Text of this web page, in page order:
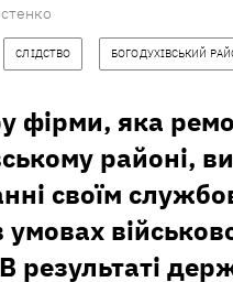
СЛІДСТВО БОГОДУХІВСЬКИЙ
фірми, яка
районі,
своїм
результаті